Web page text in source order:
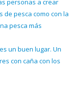
personas a crear
de pesca como con la
pesca más
un buen lugar. Un
con caña con los